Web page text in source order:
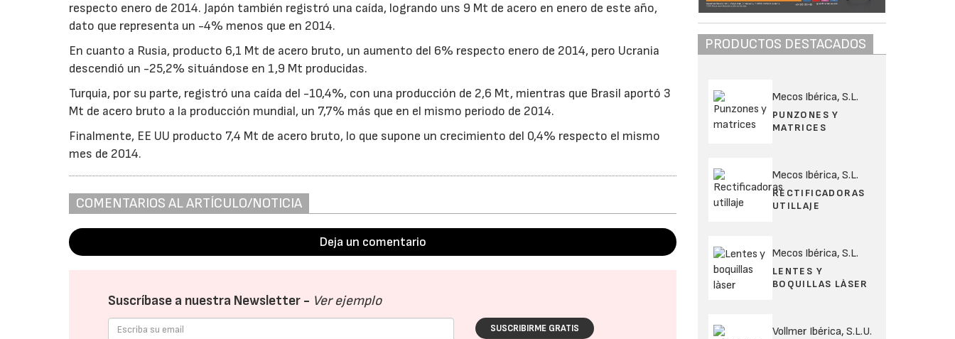
respecto enero de 2014. Japón también registró una caída, logrando uns 9 Mt de acero en enero de este año,
dato que representa un -4% menos que en 2014.
En cuanto a Rusia, producto 6,1 Mt de acero bruto, un aumento del 6% respecto enero de 2014, pero Ucrania
descendió un -25,2% situándose en 1,9 Mt producidas.
Turquia, por su parte, registró una caída del -10,4%, con una producción de 2,6 Mt, mientras que Brasil aportó 3
Mt de acero bruto a la producción mundial, un 7,7% más que en el mismo periodo de 2014.
Finalmente, EE UU producto 7,4 Mt de acero bruto, lo que supone un crecimiento del 0,4% respecto el mismo
mes de 2014.
COMENTARIOS AL ARTÍCULO/NOTICIA
Deja un comentario
Suscríbase a nuestra Newsletter - Ver ejemplo
SUSCRIBIRME GRATIS
PRODUCTOS DESTACADOS
Mecos Ibérica, S.L.
PUNZONES Y
MATRICES
Mecos Ibérica, S.L.
RECTIFICADORAS
UTILLAJE
Mecos Ibérica, S.L.
LENTES Y
BOQUILLAS LÀSER
Vollmer Ibérica, S.L.U.